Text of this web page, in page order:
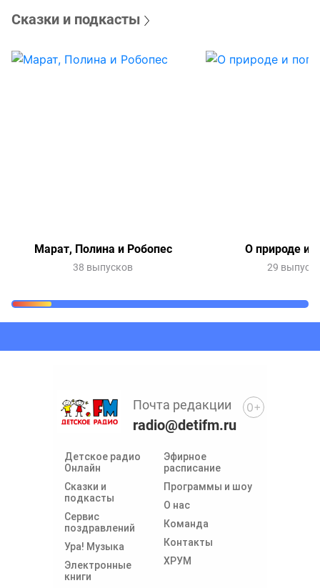
Сказки и подкасты
Марат, Полина и Робопес
38 выпусков
О природе и
29
Детское радио
Онлайн
Сказки и
подкасты
Сервис
поздравлений
Ура! Музыка
Электронные
книги
Эфирное
расписание
Программы и шоу
О нас
Команда
Контакты
ХРУМ
Почта редакции
radio@detifm.ru
0+